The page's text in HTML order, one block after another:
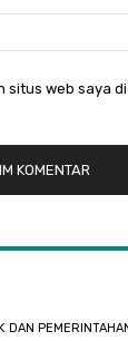
situs web saya
DAN